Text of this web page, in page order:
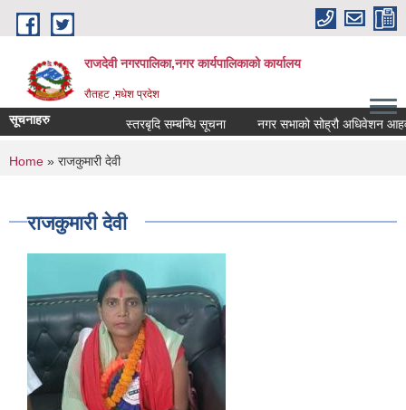
Skip to main content
राजदेवी नगरपालिका,नगर कार्यपालिकाको कार्यालय
रौतहट ,मधेश प्रदेश
सूचनाहरु स्तरबृदि सम्बन्धि सूचना नगर सभाको सोह्रौ अधिवेशन
You are here
Home » राजकुमारी देवी
राजकुमारी देवी